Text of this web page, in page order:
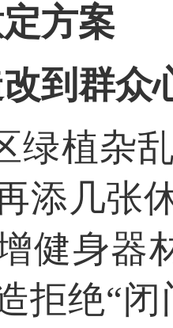
方案
到群众
绿植杂
添几张
健身器
拒绝“